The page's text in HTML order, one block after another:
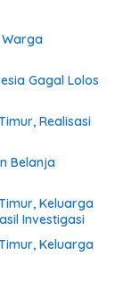
Warga
Gagal Lolos
Realisasi
Belanja
Keluarga
Investigasi
Keluarga